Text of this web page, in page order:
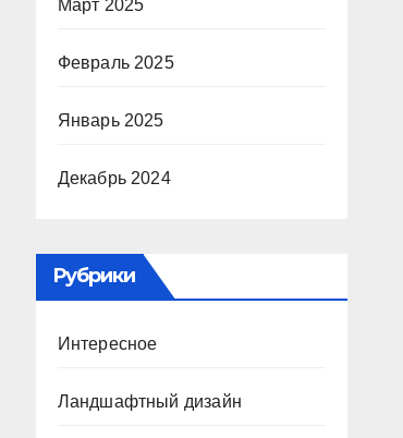
Март 2025
Февраль 2025
Январь 2025
Декабрь 2024
Рубрики
Интересное
Ландшафтный дизайн